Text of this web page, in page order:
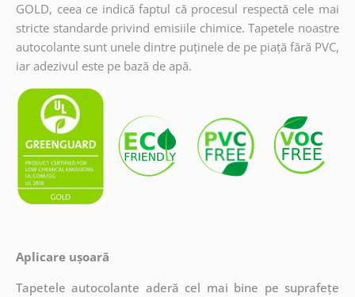
GOLD, ceea ce indică faptul că procesul respectă cele mai
stricte standarde privind emisiile chimice. Tapetele noastre
autocolante sunt unele dintre puținele de pe piață fără PVC,
iar adezivul este pe bază de apă.
Aplicare ușoară
Tapetele autocolante aderă cel mai bine pe suprafețe